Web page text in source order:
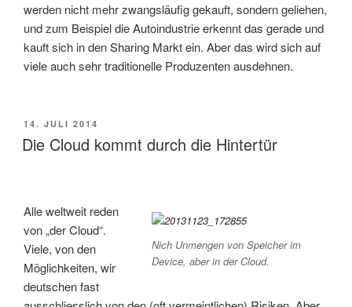
werden nicht mehr zwangsläufig gekauft, sondern geliehen,
und zum Beispiel die Autoindustrie erkennt das gerade und
kauft sich in den Sharing Markt ein. Aber das wird sich auf
viele auch sehr traditionelle Produzenten ausdehnen.
VERÖFFENTLICHT
AM
14. JULI 2014
Die Cloud kommt durch die Hintertür
Nich Unmengen von Speicher im
Device, aber in der Cloud.
Alle weltweit reden
von „der Cloud“.
Viele, von den
Möglichkeiten, wir
deutschen fast